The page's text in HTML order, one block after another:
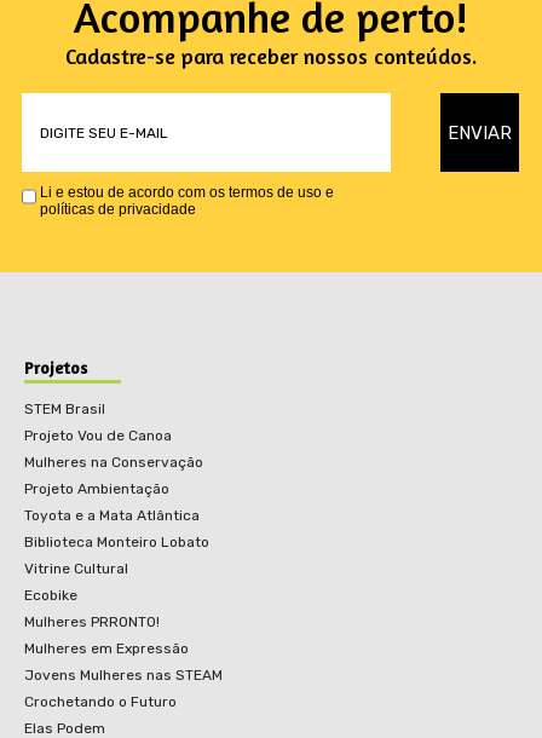
Acompanhe de perto!
Cadastre-se para receber nossos conteúdos.
Li e estou de acordo com os termos de uso e
políticas de privacidade
Projetos
STEM Brasil
Projeto Vou de Canoa
Mulheres na Conservação
Projeto Ambientação
Toyota e a Mata Atlântica
Biblioteca Monteiro Lobato
Vitrine Cultural
Ecobike
Mulheres PRRONTO!
Mulheres em Expressão
Jovens Mulheres nas STEAM
Crochetando o Futuro
Elas Podem